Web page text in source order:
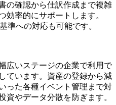
の確認から仕訳作成まで複雑
効率的にサポートします。
準への対応も可能です。
広いステージの企業で利用で
ています。資産の登録から減
った各種イベント管理まで対
資やデータ分散を防ぎます。